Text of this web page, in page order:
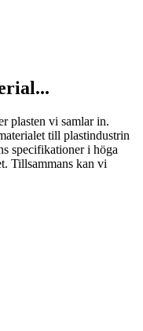
plasten vi samlar in.
till plastindustrin
specifikationer i höga
Tillsammans kan vi